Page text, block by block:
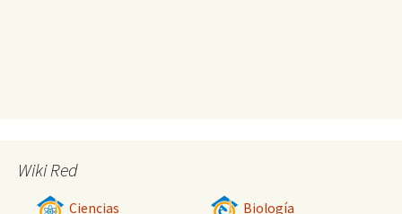
Wiki Red
Ciencias Biología